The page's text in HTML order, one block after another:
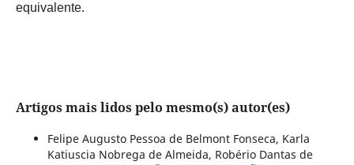
equivalente.
Artigos mais lidos pelo mesmo(s) autor(es)
Felipe Augusto Pessoa de Belmont Fonseca, Karla
Katiuscia Nobrega de Almeida, Robério Dantas de